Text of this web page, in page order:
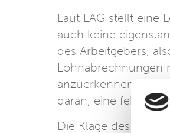
Laut LAG stellt eine
auch keine
des Arbeitgebers,
Lohnabrechnungen
anzuerkennen. Eine
daran, eine
Die Klage des